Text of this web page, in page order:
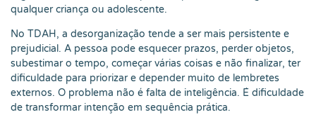
qualquer criança ou adolescente.
No TDAH, a desorganização tende a ser mais persistente e
prejudicial. A pessoa pode esquecer prazos, perder objetos,
subestimar o tempo, começar várias coisas e não finalizar, ter
dificuldade para priorizar e depender muito de lembretes
externos. O problema não é falta de inteligência. É dificuldade
de transformar intenção em sequência prática.